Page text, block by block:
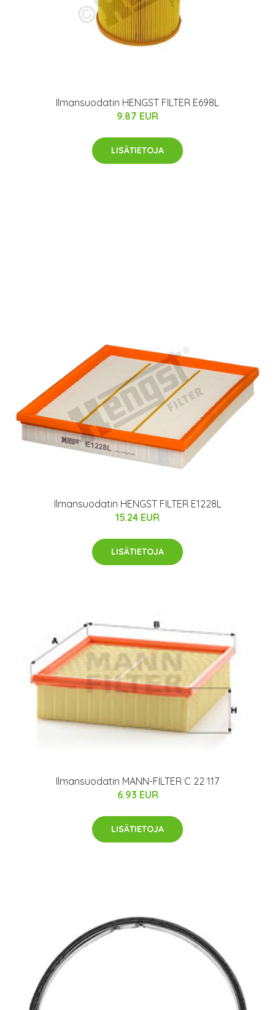
Ilmansuodatin HENGST FILTER E698L
9.87 EUR
LISÄTIETOJA
Ilmansuodatin HENGST FILTER E1228L
15.24 EUR
LISÄTIETOJA
Ilmansuodatin MANN-FILTER C 22 117
6.93 EUR
LISÄTIETOJA